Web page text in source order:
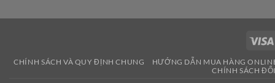
CHÍNH SÁCH VÀ QUY ĐỊNH CHUNG
HƯỚNG DẪN MUA HÀNG
CHÍNH SÁCH